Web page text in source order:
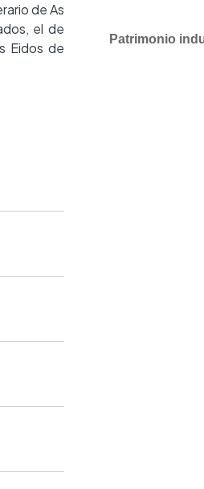
de As
el de
Eidos de
Patrimonio